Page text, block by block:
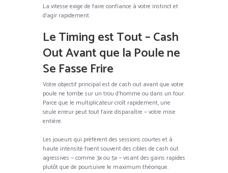
La vitesse exige de faire confiance à votre instinct et
d’agir rapidement.
Le Timing est Tout – Cash
Out Avant que la Poule ne
Se Fasse Frire
Votre objectif principal est de cash out avant que votre
poule ne tombe sur un trou d’homme ou dans un four.
Parce que le multiplicateur croît rapidement, une
seule erreur peut tout faire disparaître — votre mise
entière.
Les joueurs qui préfèrent des sessions courtes et à
haute intensité fixent souvent des cibles de cash out
agressives — comme 3x ou 5x — visant des gains rapides
plutôt que de poursuivre le maximum théorique.